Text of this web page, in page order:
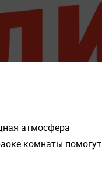
атмосфера
комнаты помогут